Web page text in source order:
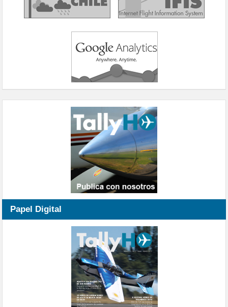
Papel Digital